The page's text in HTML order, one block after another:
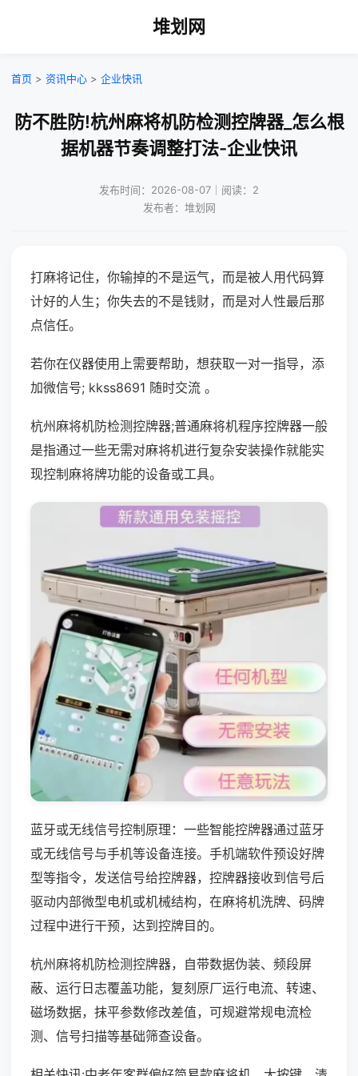
堆划网
首页 > 资讯中心 > 企业快讯
防不胜防!杭州麻将机防检测控牌器_怎么根
据机器节奏调整打法-企业快讯
发布时间：2026-08-07｜阅读：2
发布者：堆划网
打麻将记住，你输掉的不是运气，而是被人用代码算
计好的人生；你失去的不是钱财，而是对人性最后那
点信任。
若你在仪器使用上需要帮助，想获取一对一指导，添
加微信号; kkss8691 随时交流 。
杭州麻将机防检测控牌器;普通麻将机程序控牌器一般
是指通过一些无需对麻将机进行复杂安装操作就能实
现控制麻将牌功能的设备或工具。
蓝牙或无线信号控制原理：一些智能控牌器通过蓝牙
或无线信号与手机等设备连接。手机端软件预设好牌
型等指令，发送信号给控牌器，控牌器接收到信号后
驱动内部微型电机或机械结构，在麻将机洗牌、码牌
过程中进行干预，达到控牌目的。
杭州麻将机防检测控牌器，自带数据伪装、频段屏
蔽、运行日志覆盖功能，复刻原厂运行电流、转速、
磁场数据，抹平参数修改差值，可规避常规电流检
测、信号扫描等基础筛查设备。